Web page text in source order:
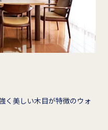
く美しい木目が特徴のウォ